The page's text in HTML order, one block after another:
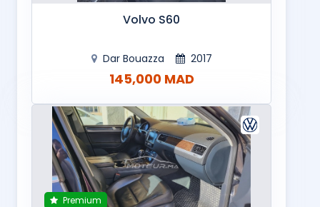
Volvo S60
Dar Bouazza 2017
145,000 MAD
Premium